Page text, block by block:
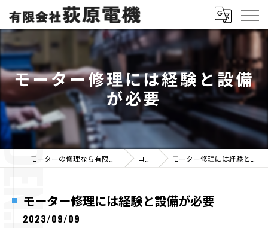
モーター修理には経験と設備
が必要
コラム モーター修理には経験と設備が必要
モーター修理には経験と設備が必要
2023/09/09